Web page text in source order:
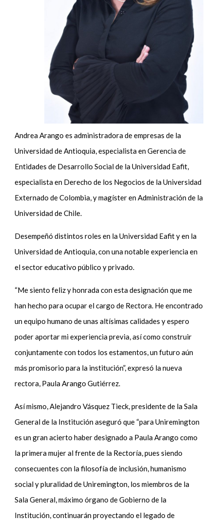
Andrea Arango es administradora de empresas de la
Universidad de Antioquia, especialista en Gerencia de
Entidades de Desarrollo Social de la Universidad Eafit,
especialista en Derecho de los Negocios de la Universidad
Externado de Colombia, y magíster en Administración de la
Universidad de Chile.
Desempeñó distintos roles en la Universidad Eafit y en la
Universidad de Antioquia, con una notable experiencia en
el sector educativo público y privado.
“Me siento feliz y honrada con esta designación que me
han hecho para ocupar el cargo de Rectora. He encontrado
un equipo humano de unas altísimas calidades y espero
poder aportar mi experiencia previa, así como construir
conjuntamente con todos los estamentos, un futuro aún
más promisorio para la institución”, expresó la nueva
rectora, Paula Arango Gutiérrez.
Así mismo, Alejandro Vásquez Tieck, presidente de la Sala
General de la Institución aseguró que “para Uniremington
es un gran acierto haber designado a Paula Arango como
la primera mujer al frente de la Rectoría, pues siendo
consecuentes con la filosofía de inclusión, humanismo
social y pluralidad de Uniremington, los miembros de la
Sala General, máximo órgano de Gobierno de la
Institución, continuarán proyectando el legado de